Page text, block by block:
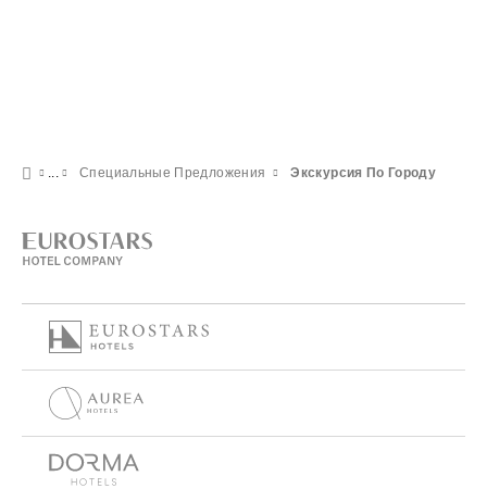
Специальные Предложения Экскурсия По Городу